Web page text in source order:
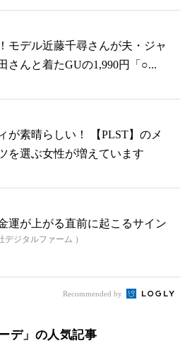
モデル近藤千尋さんが夫・ジャ
さんと着たGUの1,990円「○...
が素晴らしい！ 【PLST】のメ
を選ぶ女性が増えています
運が上がる直前に起こるサイン
デジタルファーム ）
Recommended by
デ」の人気記事